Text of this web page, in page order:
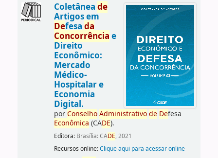
Coletânea de
Artigos em
Defesa da
Concorrência e
Direito
Econômico:
Mercado
Médico-
Hospitalar e
Economia
Digital.
porConselho Administrativo de Defesa
Econômica (CADE).
Editora: Brasília: CADE, 2021
Recursos online:Clique aqui para acessar online